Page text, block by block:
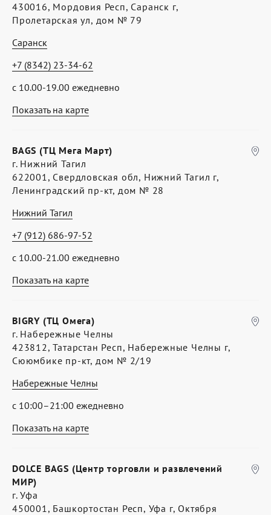
Показать на карте
430016, Мордовия Респ, Саранск г,
Пролетарская ул, дом № 79
Саранск
с 10.00-19.00 ежедневно
+7 (8342) 23-34-62
Показать на карте
BAGS (ТЦ Мега Март)
г. Нижний Тагил
622001, Свердловская обл, Нижний Тагил г,
Ленинградский пр-кт, дом № 28
Нижний Тагил
с 10.00-21.00 ежедневно
+7 (912) 686-97-52
Показать на карте
BIGRY (ТЦ Омега)
г. Набережные Челны
423812, Татарстан Респ, Набережные Челны г,
Сююмбике пр-кт, дом № 2/19
Набережные Челны
с 10:00–21:00 ежедневно
DOLCE BAGS (Центр торговли и развлечений
МИР)
г. Уфа
450001, Башкортостан Респ, Уфа г, Октября